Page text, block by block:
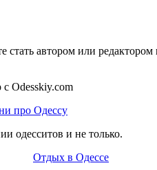
автором или
про Одессу
одесситов и не только.
Отдых в Одессе